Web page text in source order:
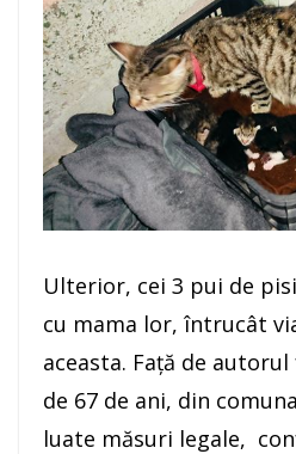
Ulterior, cei 3 pui de
cu mama lor, întrucât
aceasta. Față de
de 67 de ani, din
luate măsuri legale,